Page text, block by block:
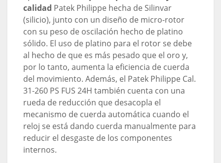
calidad Patek Philippe hecha de Silinvar
(silicio), junto con un diseño de micro-rotor
con su peso de oscilación hecho de platino
sólido. El uso de platino para el rotor se debe
al hecho de que es más pesado que el oro y,
por lo tanto, aumenta la eficiencia de cuerda
del movimiento. Además, el Patek Philippe Cal.
31-260 PS FUS 24H también cuenta con una
rueda de reducción que desacopla el
mecanismo de cuerda automática cuando el
reloj se está dando cuerda manualmente para
reducir el desgaste de los componentes
internos.